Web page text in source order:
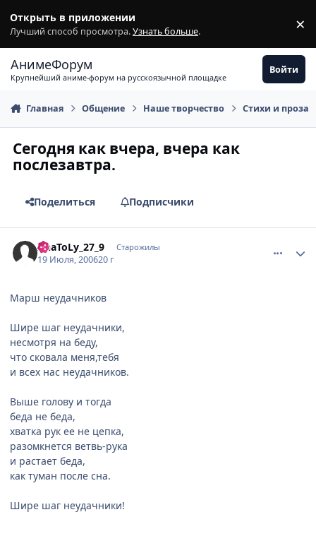
Открыть в приложении
Лучший способ просмотра.Узнать больше. ×
АнимеФорум
Крупнейший аниме-форум на русскоязычной площадке
Войти
Главная Общение Наше творчество Стихи и проза
Сегодня как вчера, вчера как
послезавтра.
Поделиться Подписчики
AnaToLy_27_9 Старожилы
19 Июля, 200620 г
Марш неудачников
Шире шаг неудачники,
несмотря на беду,
что сковала меня,тебя
и всех нас неудачников.
Выше голову и тогда
беда не беда,
хватка рук ее не цепка,
разомкнется ветвь-рука
и растает беда,
как туман после сна.
Шире шаг неудачники!